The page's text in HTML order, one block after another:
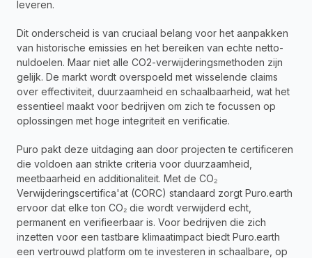
leveren.
Dit onderscheid is van cruciaal belang voor het aanpakken
van historische emissies en het bereiken van echte netto-
nuldoelen. Maar niet alle CO2-verwijderingsmethoden zijn
gelijk. De markt wordt overspoeld met wisselende claims
over effectiviteit, duurzaamheid en schaalbaarheid, wat het
essentieel maakt voor bedrijven om zich te focussen op
oplossingen met hoge integriteit en verificatie.
Puro pakt deze uitdaging aan door projecten te certificeren
die voldoen aan strikte criteria voor duurzaamheid,
meetbaarheid en additionaliteit. Met de CO₂
Verwijderingscertifica'at (CORC) standaard zorgt Puro.earth
ervoor dat elke ton CO₂ die wordt verwijderd echt,
permanent en verifieerbaar is. Voor bedrijven die zich
inzetten voor een tastbare klimaatimpact biedt Puro.earth
een vertrouwd platform om te investeren in schaalbare, op